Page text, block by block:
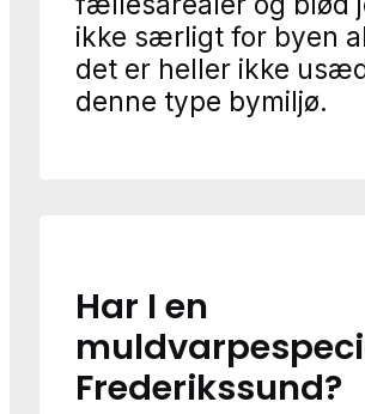
ikke særligt for byen
det er heller ikke
denne type bymiljø.
Har I en
Frederikssund?